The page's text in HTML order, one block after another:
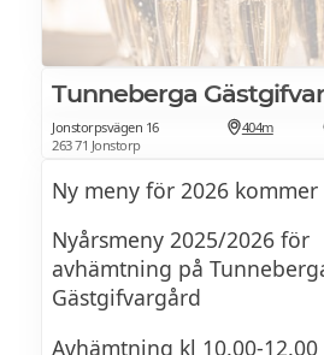
Tunneberga
Jonstorpsvägen 16
263 71 Jonstorp
404m
Ny meny för 2026 kommer
Nyårsmeny 2025/2026 för
avhämtning på
Gästgifvargård
Avhämtning kl 10.00-